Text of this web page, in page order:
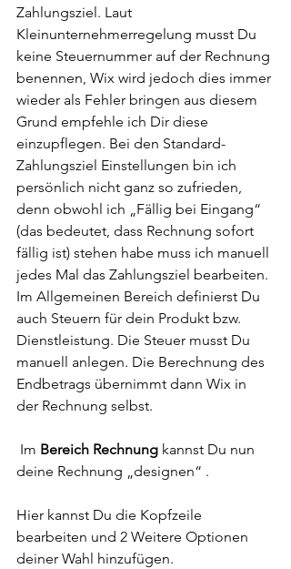
Zahlungsziel. Laut
Kleinunternehmerregelung musst Du
keine Steuernummer auf der Rechnung
benennen, Wix wird jedoch dies immer
wieder als Fehler bringen aus diesem
Grund empfehle ich Dir diese
einzupflegen. Bei den Standard-
Zahlungsziel Einstellungen bin ich
persönlich nicht ganz so zufrieden,
denn obwohl ich „Fällig bei Eingang“
(das bedeutet, dass Rechnung sofort
fällig ist) stehen habe muss ich manuell
jedes Mal das Zahlungsziel bearbeiten.
Im Allgemeinen Bereich definierst Du
auch Steuern für dein Produkt bzw.
Dienstleistung. Die Steuer musst Du
manuell anlegen. Die Berechnung des
Endbetrags übernimmt dann Wix in
der Rechnung selbst.
Im Bereich Rechnung kannst Du nun
deine Rechnung „designen“ .
Hier kannst Du die Kopfzeile
bearbeiten und 2 Weitere Optionen
deiner Wahl hinzufügen.